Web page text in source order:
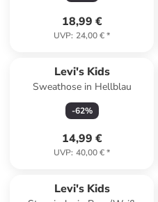
18,99 €
UVP: 24,00 €*
Levi's Kids
Sweathose in Hellblau
-62%
14,99 €
UVP: 40,00 €*
Levi's Kids